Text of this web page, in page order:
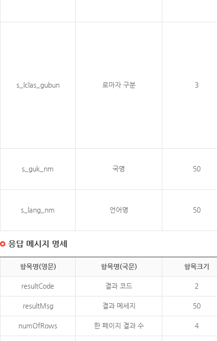
s_lclas_gubun 로마자 구분 3
s_guk_nm 국명 50
s_lang_nm 언어명 50
응답 메시지 명세
항목명(영문) 항목명(국문) 항목크기
resultCode 결과 코드 2
resultMsg 결과 메세지 50
numOfRows 한 페이지 결과 수 4